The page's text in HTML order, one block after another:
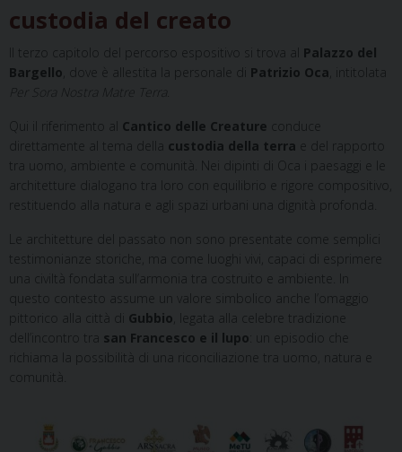
custodia del creato
Il terzo capitolo del percorso espositivo si trova al Palazzo del
Bargello , dove è allestita la personale di Patrizio Oca , intitolata
Per Sora Nostra Matre Terra
Qui il riferimento al Cantico delle Creature conduce
direttamente al tema della custodia della terra e del rapporto
tra uomo, ambiente e comunità. Nei dipinti di Oca i paesaggi e le
architetture dialogano tra loro con equilibrio e rigore compositivo,
restituendo alla natura e agli spazi urbani una dignità profonda.
Le architetture del passato non sono presentate come semplici
testimonianze storiche, ma come luoghi vivi, capaci di esprimere
una civiltà fondata sull’armonia tra costruito e ambiente. In
questo contesto assume un valore simbolico anche l’omaggio
pittorico alla città di Gubbio , legata alla celebre tradizione
dell’incontro tra san Francesco e il lupo : un episodio che
richiama la possibilità di una riconciliazione tra uomo, natura e
comunità.